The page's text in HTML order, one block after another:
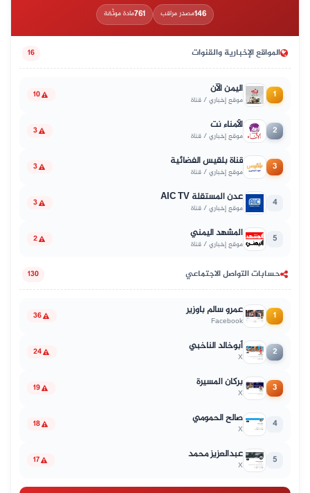
146مصدر مراقب 761مادة موثّقة
المواقع الإخبارية والقنوات 16
1 اليمن الآن
موقع إخباري / قناة 10
2 الأمناء نت
موقع إخباري / قناة 3
3 قناة بلقيس الفضائية
موقع إخباري / قناة 3
4 عدن المستقلة AIC TV
موقع إخباري / قناة 3
5 المشهد اليمني
موقع إخباري / قناة 2
حسابات التواصل الاجتماعي 130
1 عمرو سالم باوزير
Facebook
36
2 أبوخالد الناخبي
X
24
3 بركان المسيرة
X
19
4 صالح الحمومي
X
18
5 عبدالعزيز محمد
X
17